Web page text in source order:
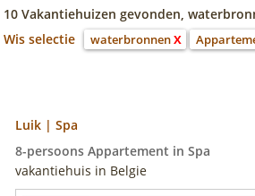
10 Vakantiehuizen gevonden,
Wis selectie
waterbronnenX
Luik | Spa
8-persoons Appartement in Spa
vakantiehuis in Belgie